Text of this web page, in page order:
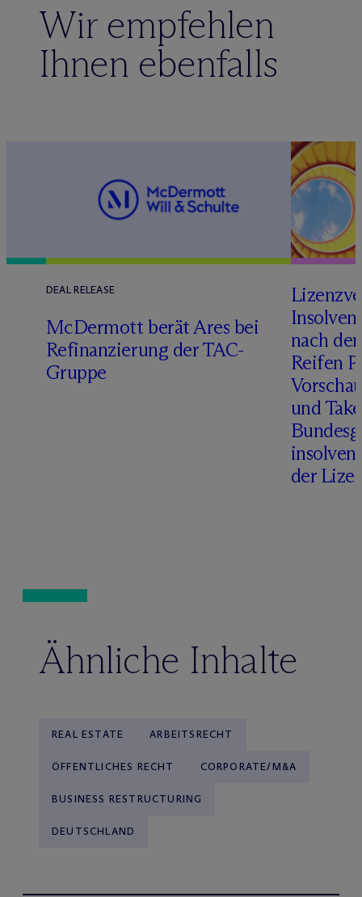
Wir empfehlen
Ihnen ebenfalls
DEAL RELEASE
McDermott berät Ares bei
Refinanzierung der TAC-
Gruppe
nach
Reifen
und
der
Ähnliche Inhalte
REAL ESTATE ARBEITSRECHT
ÖFFENTLICHES RECHT CORPORATE/M&A
BUSINESS RESTRUCTURING
DEUTSCHLAND